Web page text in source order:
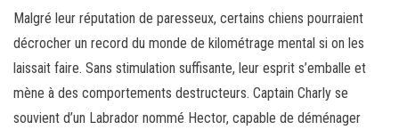
Malgré leur réputation de paresseux, certains chiens pourraient
décrocher un record du monde de kilométrage mental si on les
laissait faire. Sans stimulation suffisante, leur esprit s’emballe et
mène à des comportements destructeurs. Captain Charly se
souvient d’un Labrador nommé Hector, capable de déménager